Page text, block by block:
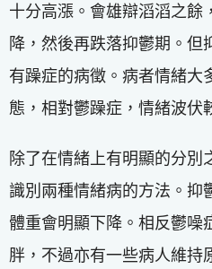
十分高漲。會雄辯滔滔之餘
降，然後再跌落抑鬱期。但
有躁症的病徵。病者情緒大
態，相對鬱躁症，情緒波伏
除了在情緒上有明顯的分別
識別兩種情緒病的方法。抑
體重會明顯下降。相反鬱噪
胖，不過亦有一些病人維持